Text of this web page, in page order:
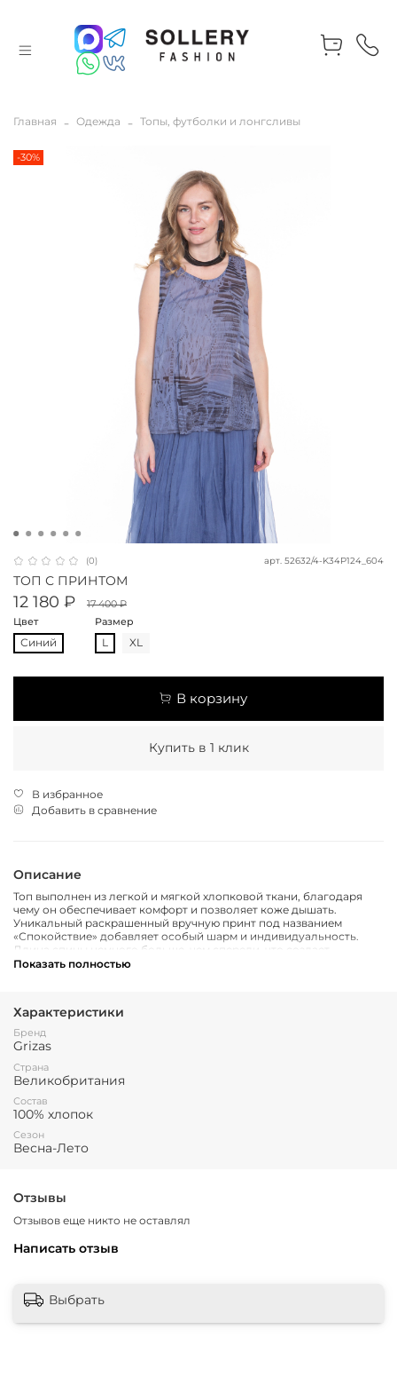
Главная Одежда Топы, футболки и лонгсливы
-30%
(0) арт. 52632/4-K34P124_604
ТОП С ПРИНТОМ
12 180 ₽
17 400 ₽
Цвет
Синий
Размер
L XL
В корзину
Купить в 1 клик
В избранное
Добавить в сравнение
Описание
Топ выполнен из легкой и мягкой хлопковой ткани, благодаря
чему он обеспечивает комфорт и позволяет коже дышать.
Уникальный раскрашенный вручную принт под названием
«Спокойствие» добавляет особый шарм и индивидуальность.
Длина спины немного больше, чем спереди, что создает
интересный силуэт и обеспечивает дополнительный комфорт.
Показать полностью
Характеристики
Бренд
Grizas
Страна
Великобритания
Состав
100% хлопок
Сезон
Весна-Лето
Отзывы
Отзывов еще никто не оставлял
Написать отзыв
Выбрать